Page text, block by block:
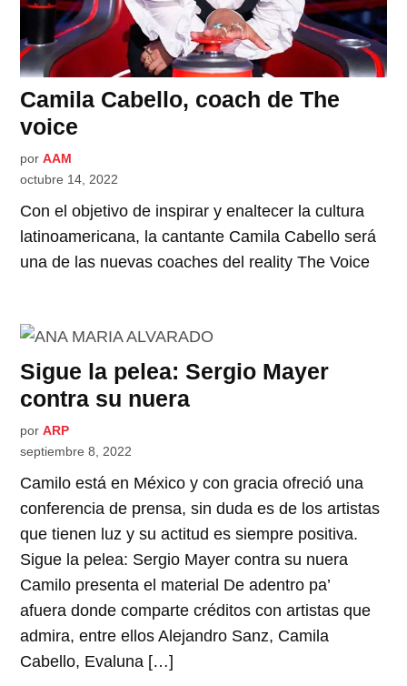
Camila Cabello, coach de The
voice
por AAM
octubre 14, 2022
Con el objetivo de inspirar y enaltecer la cultura
latinoamericana, la cantante Camila Cabello será
una de las nuevas coaches del reality The Voice
Sigue la pelea: Sergio Mayer
contra su nuera
por ARP
septiembre 8, 2022
Camilo está en México y con gracia ofreció una
conferencia de prensa, sin duda es de los artistas
que tienen luz y su actitud es siempre positiva.
Sigue la pelea: Sergio Mayer contra su nuera
Camilo presenta el material De adentro pa’
afuera donde comparte créditos con artistas que
admira, entre ellos Alejandro Sanz, Camila
Cabello, Evaluna […]